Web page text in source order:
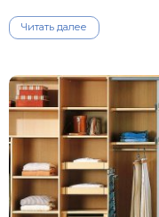
Читать далее